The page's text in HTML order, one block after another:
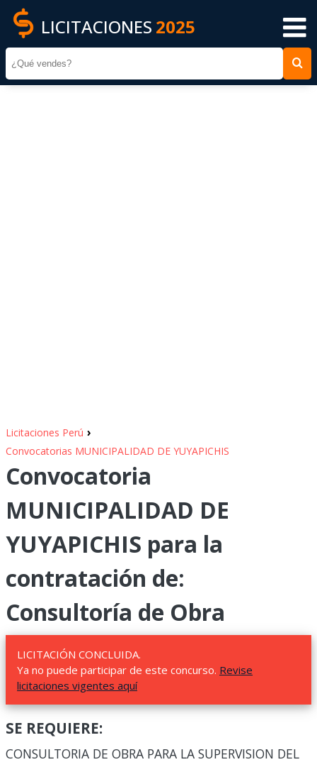
LICITACIONES 2025
Licitaciones Perú ›
Convocatorias MUNICIPALIDAD DE YUYAPICHIS
Convocatoria
MUNICIPALIDAD DE
YUYAPICHIS para la
contratación de:
Consultoría de Obra
LICITACIÓN CONCLUIDA.
Ya no puede participar de este concurso. Revise
licitaciones vigentes aquí
SE REQUIERE:
CONSULTORIA DE OBRA PARA LA SUPERVISION DEL